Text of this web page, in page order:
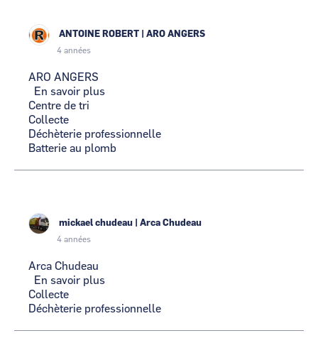
ANTOINE ROBERT ARO ANGERS
4 années
ARO ANGERS
En savoir plus
Centre de tri
Collecte
Déchèterie professionnelle
Batterie au plomb
mickael chudeau Arca Chudeau
4 années
Arca Chudeau
En savoir plus
Chudeau
Collecte
Déchèterie professionnelle